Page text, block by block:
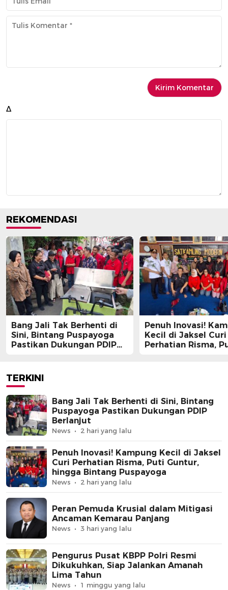
Δ
REKOMENDASI
Bang Jali Tak Berhenti di
Sini, Bintang Puspayoga
Pastikan Dukungan PDIP
Penuh Inovasi!
Kecil di Jaksel Curi
Perhatian Risma,
TERKINI
Bang Jali Tak Berhenti di Sini, Bintang
Puspayoga Pastikan Dukungan PDIP
Berlanjut
News 2 hari yang lalu
Penuh Inovasi! Kampung Kecil di Jaksel
Curi Perhatian Risma, Puti Guntur,
hingga Bintang Puspayoga
News 2 hari yang lalu
Peran Pemuda Krusial dalam Mitigasi
Ancaman Kemarau Panjang
News 3 hari yang lalu
Pengurus Pusat KBPP Polri Resmi
Dikukuhkan, Siap Jalankan Amanah
Lima Tahun
News 1 minggu yang lalu